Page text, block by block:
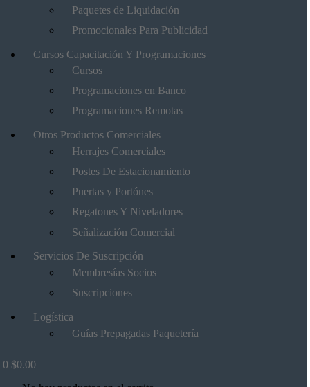
Paquetes de Liquidación
Promocionales Para Publicidad
Cursos Capacitación Y Programaciones
Cursos
Programaciones en Banco
Programaciones Remotas
Otros Productos Comerciales
Herrajes Comerciales
Postes De Estacionamiento
Puertas y Portónes
Regatones Y Niveladores
Señalización Comercial
Servicios De Suscripción
Membresías Socios
Suscripciones
Logística
Guías Prepagadas Paquetería
0 $0.00